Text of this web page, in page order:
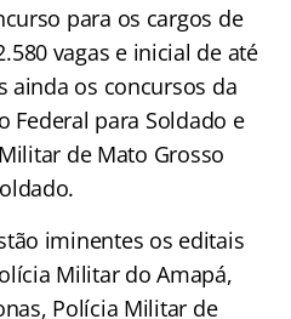
para os cargos de
vagas e inicial de até
ainda os concursos da
Federal para Soldado e
de Mato Grosso
iminentes os editais
Militar do Amapá,
Polícia Militar de